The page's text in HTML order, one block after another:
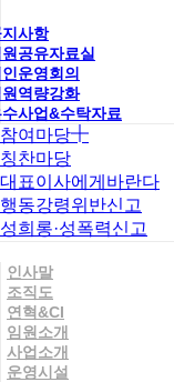
사항
공유자료실
운영회의
역량강화
사업&수탁자료
참여마당
칭찬마당
대표이사에게바란다
행동강령위반신고
성희롱·성폭력신고
인사말
조직도
연혁&CI
임원소개
사업소개
운영시설